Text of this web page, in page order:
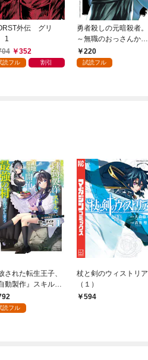
外伝 グリ
1
352
読フル 割引
勇者殺しの元暗殺者。
～無職のおっさんから
始まるセカンドライフ
～(話売り) #1
220
試読フル
された転生王子、
動製作』スキルで
を爆速で開拓し最
村を作ってしまう
読フル
杖と剣のウィストリア
（１）
594